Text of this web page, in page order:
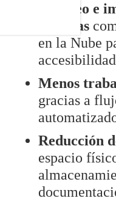
Escaneo e
facturas
en la Nube
Menos
gracias a
Reducción
espacio